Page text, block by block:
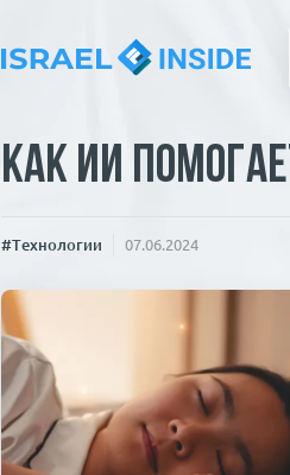
Как ИИ
#Технологии 07.06.2024